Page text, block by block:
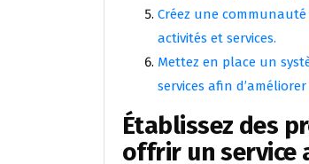
Créez une
activités et services.
Mettez en place un
services afin
Établissez des
offrir un service